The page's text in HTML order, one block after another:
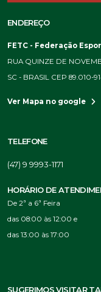
ENDEREÇO
FETC - Federação
RUA QUINZE DE
SC - BRASIL CEP 89.010-
Ver Mapa no google
TELEFONE
(47) 9 9993-1171
HORÁRIO DE
De 2ª a 6ª Feira
das 08:00 às 12:00 e
das 13:00 às 17:00
SUGERIMOS VISITAR